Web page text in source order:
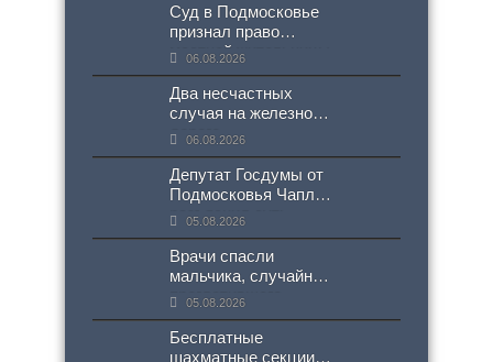
Суд в Подмосковье
признал право
местной жительницы
на немецкую
национальность
06.08.2026
Два несчастных
случая на железной
дороге
зафиксированы в
Подмосковье
06.08.2026
Депутат Госдумы от
Подмосковья Чаплин
разъяснил суть
нового проекта
СанПиН
05.08.2026
Врачи спасли
мальчика, случайно
проглотившего
«богиню богатства»
05.08.2026
Бесплатные
шахматные секции